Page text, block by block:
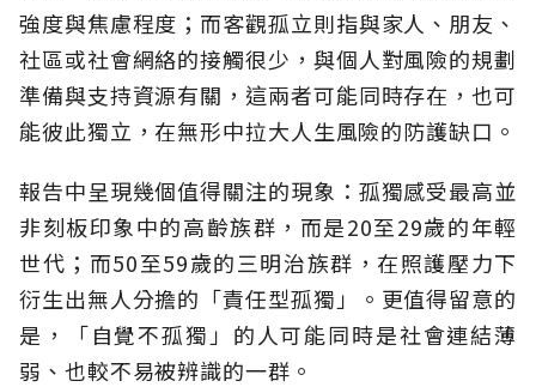
強度與焦慮程度；而客觀孤立則指與家人、朋友、
社區或社會網絡的接觸很少，與個人對風險的規劃
準備與支持資源有關，這兩者可能同時存在，也可
能彼此獨立，在無形中拉大人生風險的防護缺口。
報告中呈現幾個值得關注的現象：孤獨感受最高並
非刻板印象中的高齡族群，而是20至29歲的年輕
世代；而50至59歲的三明治族群，在照護壓力下
衍生出無人分擔的「責任型孤獨」。更值得留意的
是，「自覺不孤獨」的人可能同時是社會連結薄
弱、也較不易被辨識的一群。